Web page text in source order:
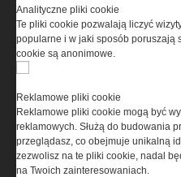
Ta witryna wykorzystuje
informacji na Twoim
w celu świadczenia usług
w tym w sposób
Analityczne pliki cookie
Te pliki cookie pozwalają liczyć
popularne i w jaki sposób poruszają
cookie są anonimowe.
Reklamowe pliki cookie
Reklamowe pliki cookie mogą być
reklamowych. Służą do budowania
przeglądasz, co obejmuje unikalną
zezwolisz na te pliki cookie, nadal
na Twoich zainteresowaniach.